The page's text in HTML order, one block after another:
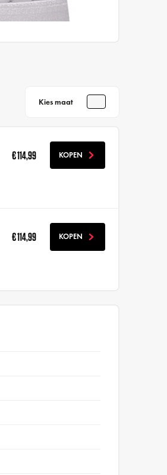
Kies maat
€ 114,99 KOPEN
€ 114,99 KOPEN